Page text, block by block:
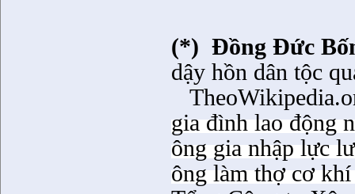
(*) Đồng Đức
dậy hồn dân tộc
gia đình lao động
ông gia nhập lực
ông làm thợ cơ